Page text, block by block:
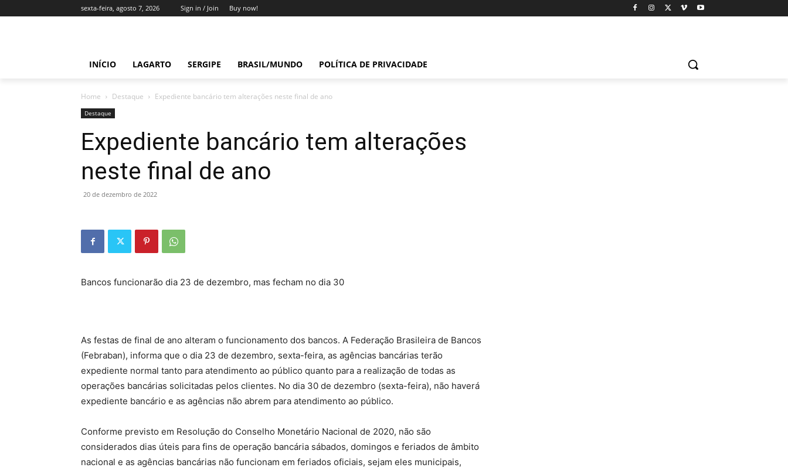
sexta-feira, agosto 7, 2026 Sign in / Join Buy now!
INÍCIO LAGARTO SERGIPE BRASIL/MUNDO POLÍTICA DE PRIVACIDADE
Home Destaque Expediente bancário tem alterações neste final de ano
Destaque
Expediente bancário tem alterações
neste final de ano
20 de dezembro de 2022
Bancos funcionarão dia 23 de dezembro, mas fecham no dia 30
As festas de final de ano alteram o funcionamento dos bancos. A Federação Brasileira de Bancos
(Febraban), informa que o dia 23 de dezembro, sexta-feira, as agências bancárias terão
expediente normal tanto para atendimento ao público quanto para a realização de todas as
operações bancárias solicitadas pelos clientes. No dia 30 de dezembro (sexta-feira), não haverá
expediente bancário e as agências não abrem para atendimento ao público.
Conforme previsto em Resolução do Conselho Monetário Nacional de 2020, não são
considerados dias úteis para fins de operação bancária sábados, domingos e feriados de âmbito
nacional e as agências bancárias não funcionam em feriados oficiais, sejam eles municipais,